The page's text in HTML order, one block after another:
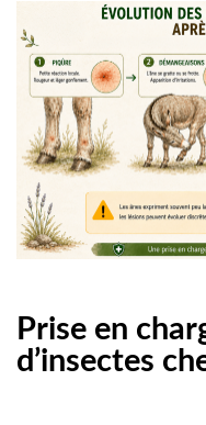
Prise en
d’insectes